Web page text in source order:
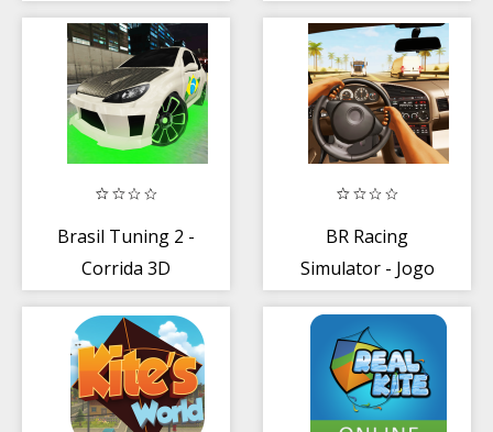
Brasil Tuning 2 -
Corrida 3D
BR Racing
Simulator - Jogo